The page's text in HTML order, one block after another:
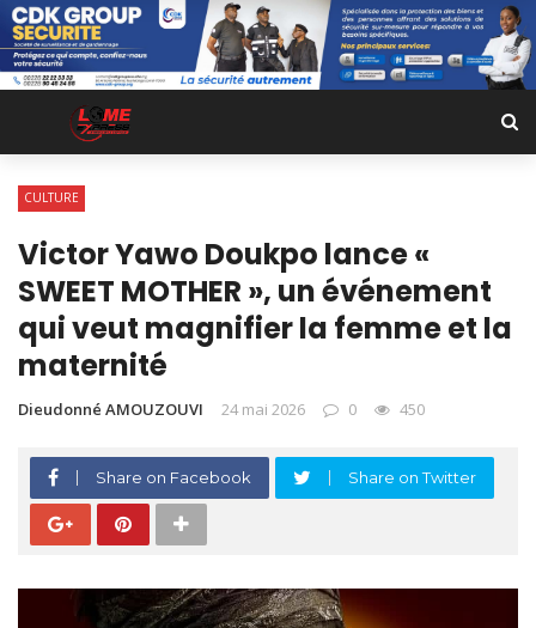
CULTURE
Victor Yawo Doukpo lance «
SWEET MOTHER », un événement
qui veut magnifier la femme et la
maternité
Dieudonné AMOUZOUVI 24 mai 2026 0 450
Share on Facebook Share on Twitter